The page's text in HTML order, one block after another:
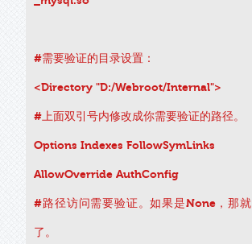
#需要验证的目录设置：
<Directory "D:/Webroot/Internal">
#上面双引号内修改成你需要验证的路径。
Options Indexes FollowSymLinks
AllowOverride AuthConfig
#路径访问需要验证。如果是None，那
了。